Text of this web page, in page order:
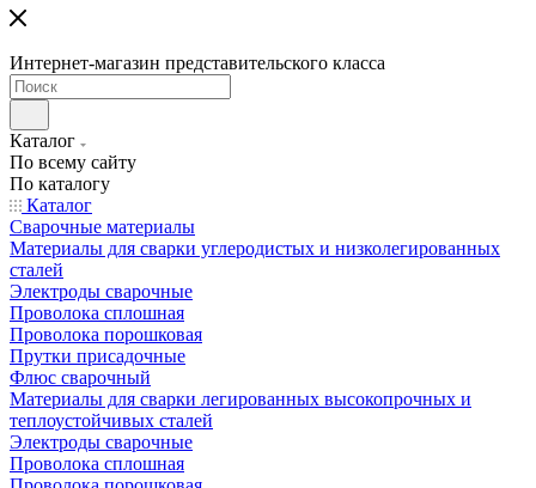
Интернет-магазин представительского класса
Каталог
По всему сайту
По каталогу
Каталог
Сварочные материалы
Материалы для сварки углеродистых и низколегированных
сталей
Электроды сварочные
Проволока сплошная
Проволока порошковая
Прутки присадочные
Флюс сварочный
Материалы для сварки легированных высокопрочных и
теплоустойчивых сталей
Электроды сварочные
Проволока сплошная